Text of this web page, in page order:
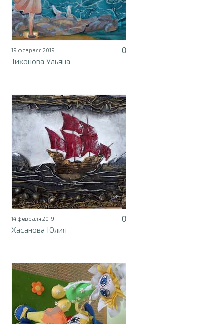
19 февраля 2019
0
Тихонова Ульяна
14 февраля 2019
0
Хасанова Юлия